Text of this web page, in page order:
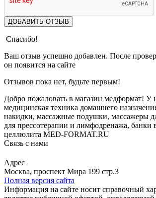
ДОБАВИТЬ ОТЗЫВ
Спасибо!
Ваш отзыв успешно добавлен. После
он появится на сайте
Отзывов пока нет, будьте первым!
Добро пожаловать в магазин медформат! У
медицинская техника домашнего
накидки, массажные подушки, массажеры
для прессотерапии и лимфодренажа, банки
целлюлита MED-FORMAT.RU
Связь с нами
Адрес
Москва, проспект Мира 199 стр.3
Полная версия сайта
Информация на сайте носит справочный